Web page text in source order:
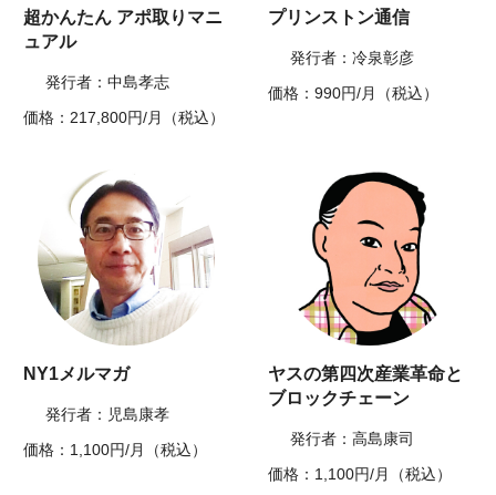
超かんたん アポ取りマニ
ュアル
発行者：中島孝志
価格：217,800円/月（税込）
プリンストン通信
発行者：冷泉彰彦
価格：990円/月（税込）
NY1メルマガ
発行者：児島康孝
価格：1,100円/月（税込）
ヤスの第四次産業革命と
ブロックチェーン
発行者：高島康司
価格：1,100円/月（税込）